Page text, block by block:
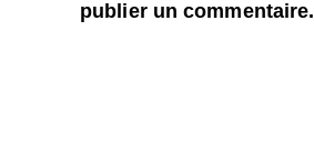
publier un commentaire.